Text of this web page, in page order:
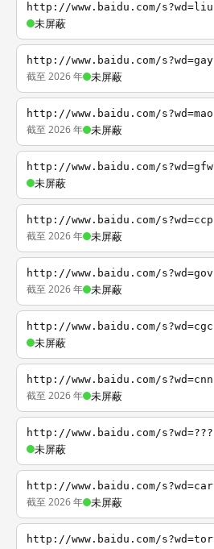
http://www.baidu.com/s?wd=liu
未屏蔽
http://www.baidu.com/s?wd=gay
截至 2026 年 未屏蔽
http://www.baidu.com/s?wd=mao
截至 2026 年 未屏蔽
http://www.baidu.com/s?wd=gfw
未屏蔽
http://www.baidu.com/s?wd=ccp
截至 2026 年 未屏蔽
http://www.baidu.com/s?wd=gov
截至 2026 年 未屏蔽
http://www.baidu.com/s?wd=cgc
未屏蔽
http://www.baidu.com/s?wd=cnn
截至 2026 年 未屏蔽
http://www.baidu.com/s?wd=???
未屏蔽
http://www.baidu.com/s?wd=car
截至 2026 年 未屏蔽
http://www.baidu.com/s?wd=tor